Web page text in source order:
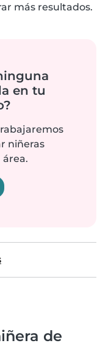
más resultados.
en tu
niñeras
de